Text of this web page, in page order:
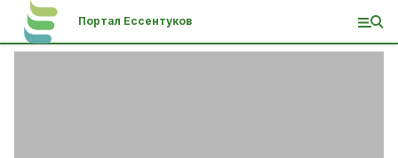
Портал Ессентуков